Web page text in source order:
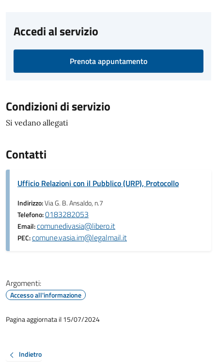
Accedi al servizio
Prenota appuntamento
Condizioni di servizio
Si vedano allegati
Contatti
Ufficio Relazioni con il Pubblico (URP), Protocollo
Indirizzo:Via G. B. Ansaldo, n.7
Telefono:0183282053
Email:comunedivasia@libero.it
PEC:comune.vasia.im@legalmail.it
Argomenti:
Accesso all'informazione
Pagina aggiornata il 15/07/2024
Indietro